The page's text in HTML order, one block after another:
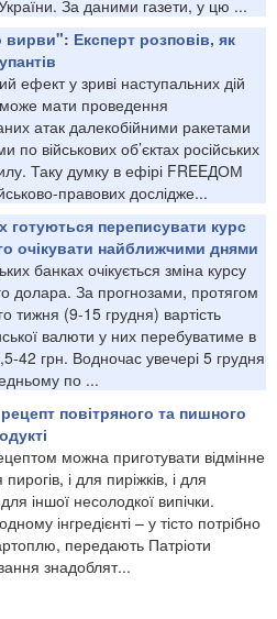
За даними газети, у цю ...
Експерт розповів, як
ефект у зриві наступальних дій
мати проведення
атак далекобійними ракетами
по військових об’єктах російських
Таку думку в ефірі FREEДОМ
правових дослідже...
готуються переписувати курс
очікувати найближчими днями
банках очікується зміна курсу
долара. За прогнозами, протягом
тижня (9-15 грудня) вартість
валюти у них перебуватиме в
42 грн. Водночас увечері 5 грудня
по ...
повітряного та пишного
можна приготувати відмінне
пирогів, і для пиріжків, і для
іншої несолодкої випічки.
інгредієнті – у тісто потрібно
передають Патріоти
знадоблят...